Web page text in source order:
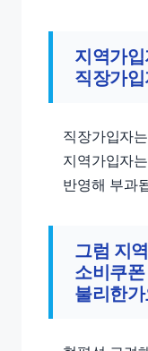
지역가
직장가
직장가입자
지역가입자
반영해 부과
그럼 지
소비쿠
불리한